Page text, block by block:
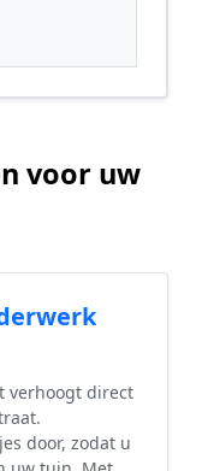
voor uw
verhoogt direct
door, zodat u